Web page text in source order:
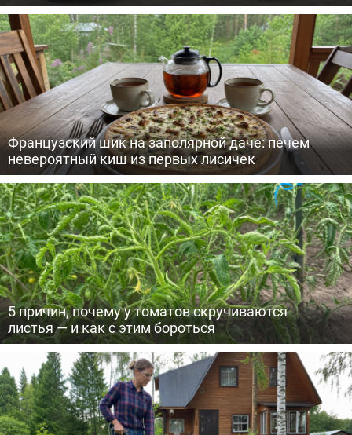
Французский шик на заполярной даче: печем
невероятный киш из первых лисичек
5 причин, почему у томатов скручиваются
листья — и как с этим бороться